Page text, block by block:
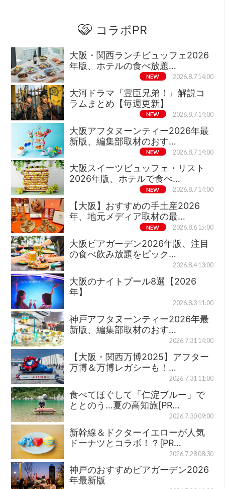
コラボPR
大阪・関西ランチビュッフェ2026
年版、ホテルの食べ放題…
NEW 2026.8.7 14:00
大河ドラマ『豊臣兄弟！』解説コ
ラムまとめ【毎週更新】
NEW 2026.8.7 14:00
大阪アフタヌーンティー2026年最
新版、編集部取材のおす…
NEW 2026.8.7 14:00
大阪スイーツビュッフェ・リスト
2026年版、ホテルで食べ…
NEW 2026.8.7 14:00
【大阪】おすすめの手土産2026
年、地元メディア取材の最…
NEW 2026.8.6 15:00
大阪ビアガーデン2026年版、注目
の食べ飲み放題をピック…
2026.8.4 13:00
大阪のナイトプール8選【2026
年】
2026.8.3 11:00
神戸アフタヌーンティー2026年最
新版、編集部取材のおす…
2026.7.31 14:00
【大阪・関西万博2025】アフター
万博＆万博レガシーも！…
2026.7.31 11:00
食べてほぐして「仁淀ブルー」で
ととのう…夏の高知旅[PR…
2026.7.30 09:00
新幹線＆ドクターイエローが人気
ドーナツとコラボ！？[PR…
2026.7.28 08:30
神戸のおすすめビアガーデン2026
年最新版